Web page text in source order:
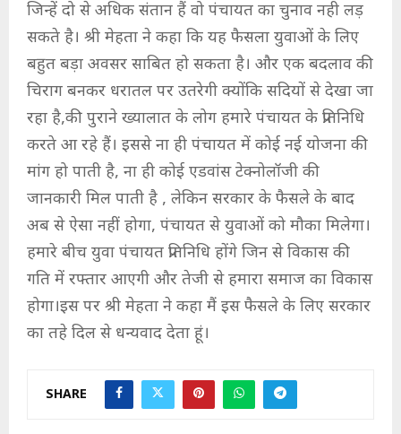
जिन्हें दो से अधिक संतान हैं वो पंचायत का चुनाव नही लड़
सकते है। श्री मेहता ने कहा कि यह फैसला युवाओं के लिए
बहुत बड़ा अवसर साबित हो सकता है। और एक बदलाव की
चिराग बनकर धरातल पर उतरेगी क्योंकि सदियों से देखा जा
रहा है,की पुराने ख्यालात के लोग हमारे पंचायत के प्रतिनिधि
करते आ रहे हैं। इससे ना ही पंचायत में कोई नई योजना की
मांग हो पाती है, ना ही कोई एडवांस टेक्नोलॉजी की
जानकारी मिल पाती है , लेकिन सरकार के फैसले के बाद
अब से ऐसा नहीं होगा, पंचायत से युवाओं को मौका मिलेगा।
हमारे बीच युवा पंचायत प्रतिनिधि होंगे जिन से विकास की
गति में रफ्तार आएगी और तेजी से हमारा समाज का विकास
होगा।इस पर श्री मेहता ने कहा मैं इस फैसले के लिए सरकार
का तहे दिल से धन्यवाद देता हूं।
SHARE